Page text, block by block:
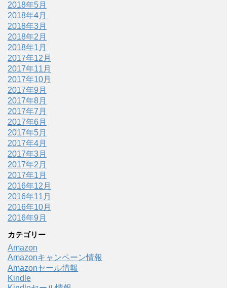
2018年5月
2018年4月
2018年3月
2018年2月
2018年1月
2017年12月
2017年11月
2017年10月
2017年9月
2017年8月
2017年7月
2017年6月
2017年5月
2017年4月
2017年3月
2017年2月
2017年1月
2016年12月
2016年11月
2016年10月
2016年9月
カテゴリー
Amazon
Amazonキャンペーン情報
Amazonセール情報
Kindle